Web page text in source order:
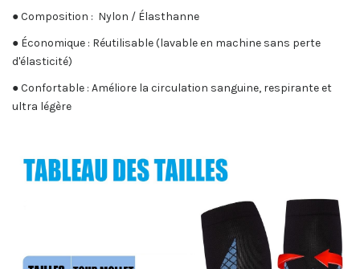
● Composition : Nylon / Élasthanne
● Économique : Réutilisable (lavable en machine sans perte
d'élasticité)
● Confortable : Améliore la circulation sanguine, respirante et
ultra légère